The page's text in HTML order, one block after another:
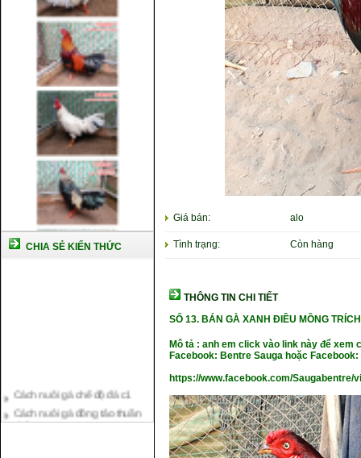
CHIA SẺ KIẾN THỨC
Cách nuôi gà đông tảo thuần
chủng
Giá bán: alo
Tình trạng: Còn hàng
THÔNG TIN CHI TIẾT
SỐ 13.BÁN GÀ XANH ĐIỀU MỒNG
Mô tả : anh em click vào link này để
Facebook: Bentre Sauga hoặc Facebook:
https://www.facebook.com/Saugabentre/